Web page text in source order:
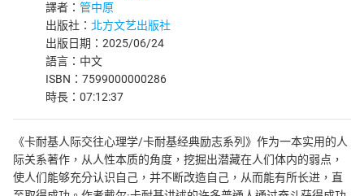
譯者： 管中原
出版社： 北方文艺出版社
出版日期：2025/06/24
語言：中文
ISBN：7599000000286
時長：07:12:37
《卡耐基人际交往心理学/卡耐基经典励志系列》作为一本实用的人
际关系著作，从人性本质的角度，挖掘出潜藏在人们体内的弱点，
使人们能够充分认识自己，并不断改造自己，从而能有所长进，直